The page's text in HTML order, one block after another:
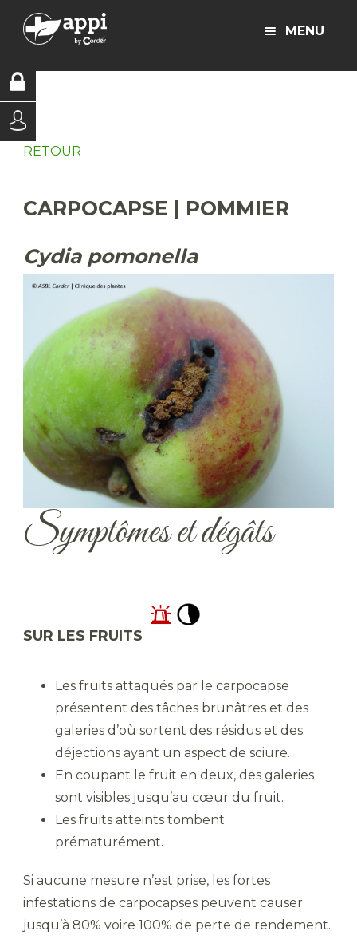
MENU
RETOUR
CARPOCAPSE | POMMIER
Cydia pomonella
Symptômes et dégâts
SUR LES FRUITS
Les fruits attaqués par le carpocapse
présentent des tâches brunâtres et des
galeries d’où sortent des résidus et des
déjections ayant un aspect de sciure.
En coupant le fruit en deux, des galeries
sont visibles jusqu’au cœur du fruit.
Les fruits atteints tombent
prématurément.
Si aucune mesure n’est prise, les fortes
infestations de carpocapses peuvent causer
jusqu’à 80% voire 100% de perte de rendement.